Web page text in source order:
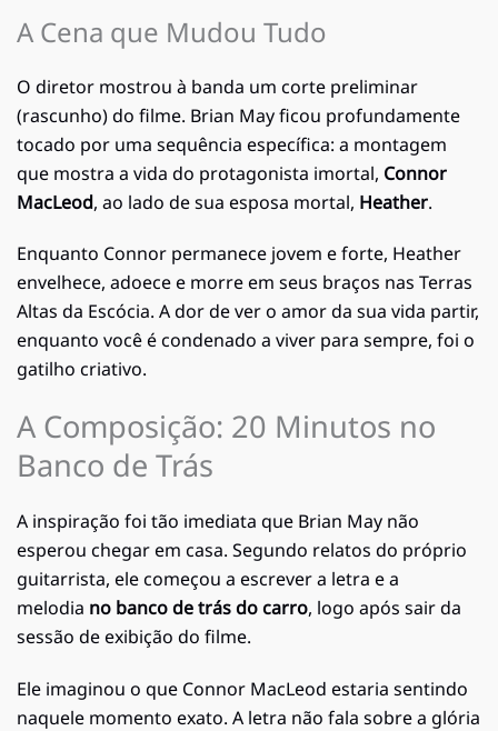
A Cena que Mudou Tudo
O diretor mostrou à banda um corte preliminar
(rascunho) do filme. Brian May ficou profundamente
tocado por uma sequência específica: a montagem
que mostra a vida do protagonista imortal, Connor
MacLeod, ao lado de sua esposa mortal, Heather.
Enquanto Connor permanece jovem e forte, Heather
envelhece, adoece e morre em seus braços nas Terras
Altas da Escócia. A dor de ver o amor da sua vida partir,
enquanto você é condenado a viver para sempre, foi o
gatilho criativo.
A Composição: 20 Minutos no
Banco de Trás
A inspiração foi tão imediata que Brian May não
esperou chegar em casa. Segundo relatos do próprio
guitarrista, ele começou a escrever a letra e a
melodia no banco de trás do carro, logo após sair da
sessão de exibição do filme.
Ele imaginou o que Connor MacLeod estaria sentindo
naquele momento exato. A letra não fala sobre a glória